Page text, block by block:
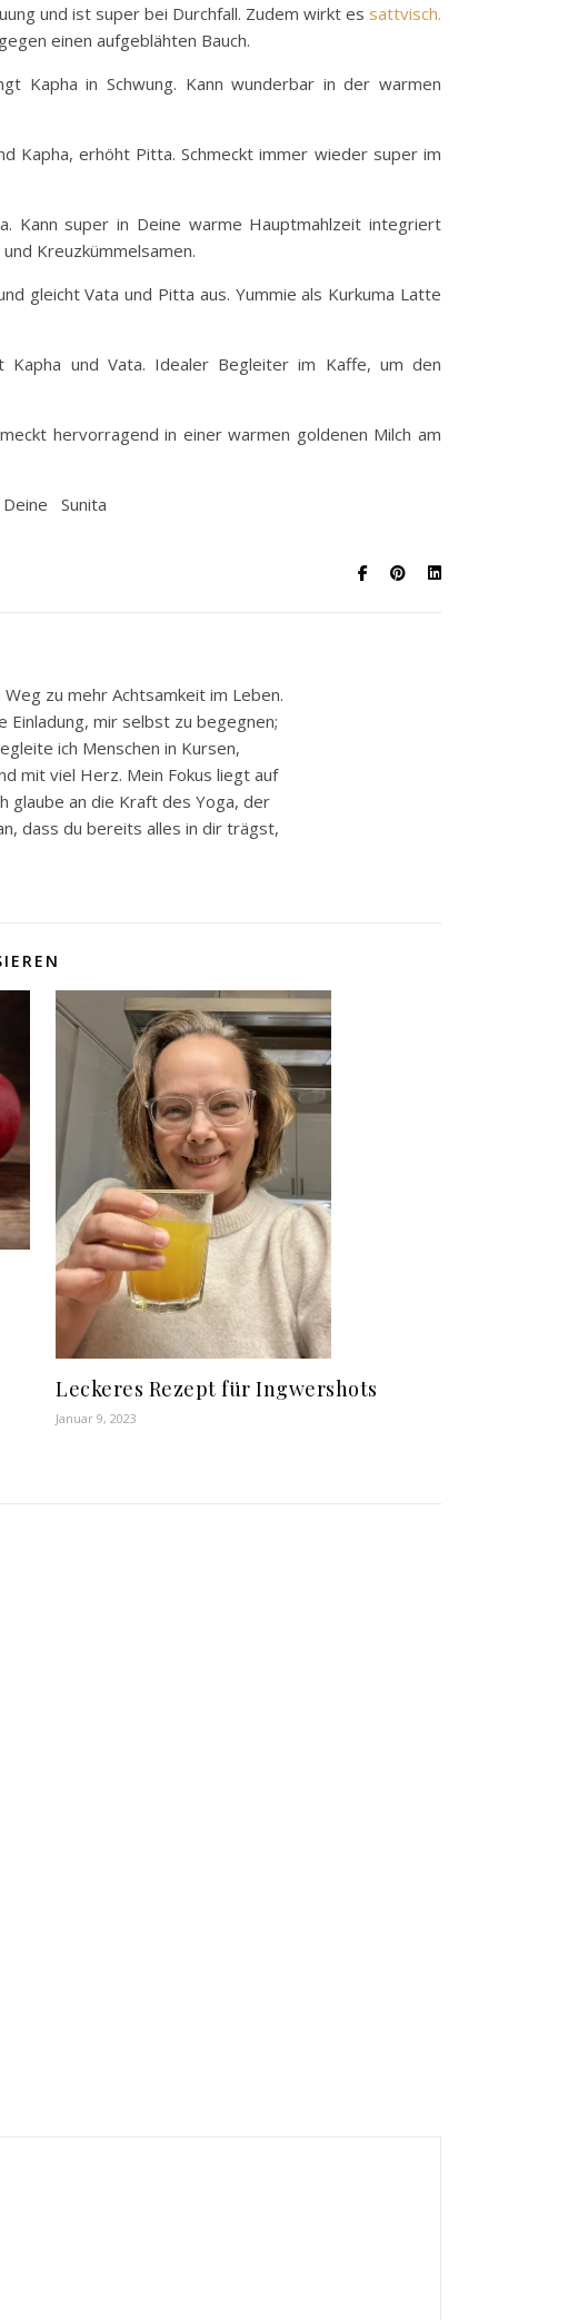
und ist super bei Durchfall. Zudem wirkt es sattvisch.
einen aufgeblähten Bauch.
in Schwung. Kann wunderbar in der warmen
Kapha, erhöht Pitta. Schmeckt immer wieder super im
Kann super in Deine warme Hauptmahlzeit integriert
Kreuzkümmelsamen.
gleicht Vata und Pitta aus. Yummie als Kurkuma Latte
und Vata. Idealer Begleiter im Kaffe, um den
hervorragend in einer warmen goldenen Milch am
Deine Sunita
zu mehr Achtsamkeit im Leben.
Einladung, mir selbst zu begegnen;
ich Menschen in Kursen,
mit viel Herz. Mein Fokus liegt auf
glaube an die Kraft des Yoga, der
dass du bereits alles in dir trägst,
Leckeres Rezept für Ingwershots
Januar 9, 2023